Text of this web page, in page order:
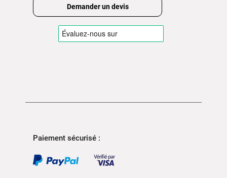
Demander un devis
Paiement sécurisé :